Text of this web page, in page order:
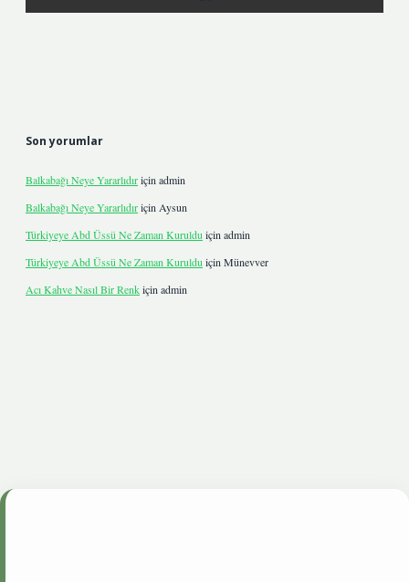
Son yorumlar
Balkabağı Neye Yararlıdıriçin admin
Balkabağı Neye Yararlıdıriçin Aysun
Türkiyeye Abd Üssü Ne Zaman Kuruldu için admin
Türkiyeye Abd Üssü Ne Zaman Kuruldu için Münevver
Acı Kahve Nasıl Bir Renkiçin admin